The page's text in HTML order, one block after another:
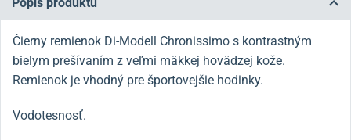
Čierny remienok Di-Modell Chronissimo s kontrastným
bielym prešívaním z veľmi mäkkej hovädzej kože.
Remienok je vhodný pre športovejšie hodinky.
Vodotesnosť.